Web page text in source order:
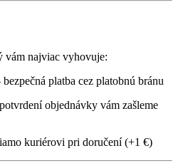
vám najviac vyhovuje:
bezpečná platba cez platobnú bránu
objednávky vám zašleme
kuriérovi pri doručení (+1 €)